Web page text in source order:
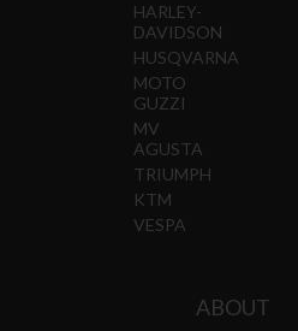
HARLEY-
DAVIDSON
HUSQVARNA
MOTO
GUZZI
MV
AGUSTA
TRIUMPH
KTM
VESPA
ABOUT